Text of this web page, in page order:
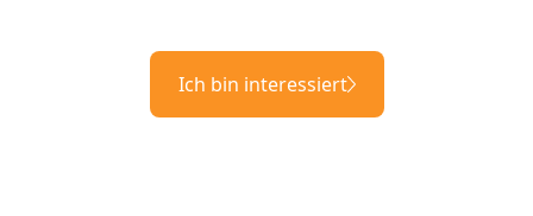
Ich bin interessiert